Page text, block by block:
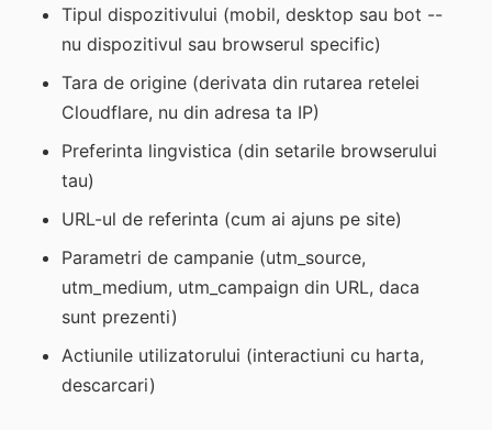
Tipul dispozitivului (mobil, desktop sau bot --
nu dispozitivul sau browserul specific)
Tara de origine (derivata din rutarea retelei
Cloudflare, nu din adresa ta IP)
Preferinta lingvistica (din setarile browserului
tau)
URL-ul de referinta (cum ai ajuns pe site)
Parametri de campanie (utm_source,
utm_medium, utm_campaign din URL, daca
sunt prezenti)
Actiunile utilizatorului (interactiuni cu harta,
descarcari)